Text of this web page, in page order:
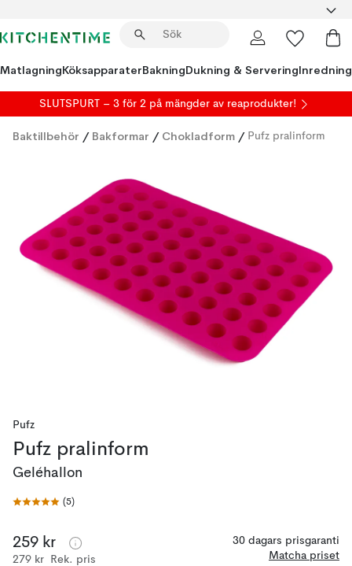
MatlagningKöksapparaterBakningDukning & ServeringInredning
SLUTSPURT – 3 för 2 på mängder av reaprodukter!
Baktillbehör / Bakformar / Chokladform / Pufz pralinform
Pufz
Pufz pralinform
Geléhallon
(5)
259 kr
279 kr Rek. pris
30 dagars prisgaranti
Matcha priset